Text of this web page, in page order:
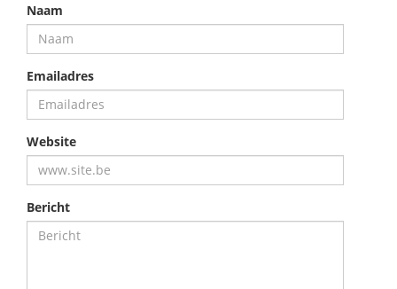
Naam
Emailadres
Website
Bericht